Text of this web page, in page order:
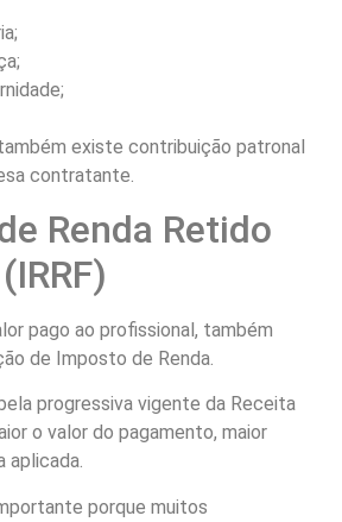
existe contribuição patronal
contratante.
Renda Retido
pago ao profissional, também
de Imposto de Renda.
progressiva vigente da Receita
o valor do pagamento, maior
aplicada.
porque muitos